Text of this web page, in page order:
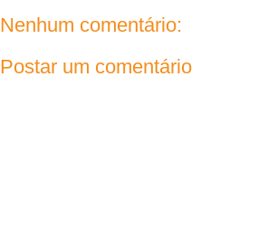
Nenhum comentário:
Postar um comentário